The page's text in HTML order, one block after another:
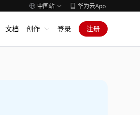
中国站 华为云App
文档 创作 登录 注册